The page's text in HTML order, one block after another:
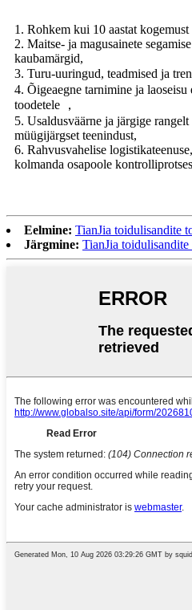
1. Rohkem kui 10 aastat
2. Maitse- ja magusainete
kaubamärgid,
3. Turu-uuringud, teadmised ja
4. Õigeaegne tarnimine ja
toodetele ，
5. Usaldusväärne ja järgige
müügijärgset teenindust,
6. Rahvusvahelise
kolmanda osapoole
Eelmine: TianJia toidulisandite
Järgmine: TianJia